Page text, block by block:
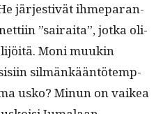
jär­jes­tivät ihmeparan­
”sairai­ta”, jot­ka oli­
Moni muukin
silmänkään­tötemp­
usko? Min­un on vaikea